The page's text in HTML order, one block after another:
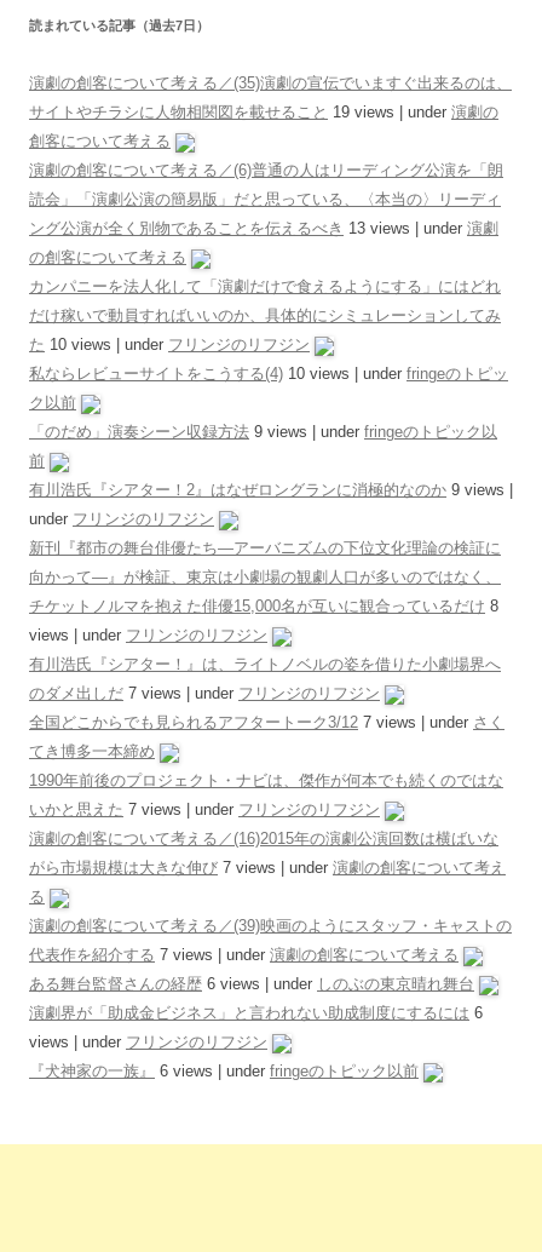
読まれている記事（過去7日）
演劇の創客について考える／(35)演劇の宣伝でいますぐ出来るのは、
サイトやチラシに人物相関図を載せること 19 views under 演劇の
創客について考える
演劇の創客について考える／(6)普通の人はリーディング公演を「朗
読会」「演劇公演の簡易版」だと思っている、〈本当の〉リーディ
ング公演が全く別物であることを伝えるべき 13 views under 演劇
の創客について考える
カンパニーを法人化して「演劇だけで食えるようにする」にはどれ
だけ稼いで動員すればいいのか、具体的にシミュレーションしてみ
た 10 views under フリンジのリフジン
私ならレビューサイトをこうする(4) 10 views under fringeのトピッ
ク以前
「のだめ」演奏シーン収録方法 9 views under fringeのトピック以
前
有川浩氏『シアター！2』はなぜロングランに消極的なのか 9 views
under フリンジのリフジン
新刊『都市の舞台俳優たち―アーバニズムの下位文化理論の検証に
向かって―』が検証、東京は小劇場の観劇人口が多いのではなく、
チケットノルマを抱えた俳優15,000名が互いに観合っているだけ 8
views
under フリンジのリフジン
有川浩氏『シアター！』は、ライトノベルの姿を借りた小劇場界へ
のダメ出しだ 7 views under フリンジのリフジン
全国どこからでも見られるアフタートーク3/12 7 views under さく
てき博多一本締め
1990年前後のプロジェクト・ナビは、傑作が何本でも続くのではな
いかと思えた 7 views under フリンジのリフジン
演劇の創客について考える／(16)2015年の演劇公演回数は横ばいな
がら市場規模は大きな伸び 7 views under 演劇の創客について考え
る
演劇の創客について考える／(39)映画のようにスタッフ・キャストの
代表作を紹介する 7 views under 演劇の創客について考える
ある舞台監督さんの経歴 6 views under しのぶの東京晴れ舞台
演劇界が「助成金ビジネス」と言われない助成制度にするには 6
views
under フリンジのリフジン
『犬神家の一族』
6 views under fringeのトピック以前